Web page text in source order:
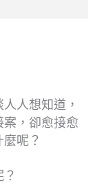
人想知道，
，卻愈接愈
呢？